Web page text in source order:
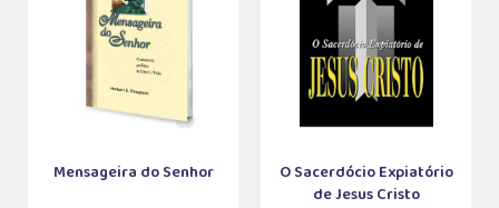
Mensageira do Senhor
O Sacerdócio Expiatório
de Jesus Cristo